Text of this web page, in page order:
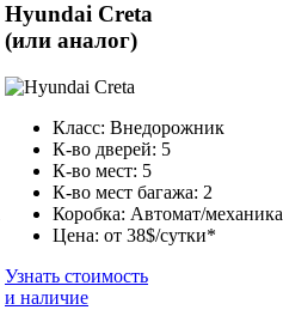
Hyundai Creta
(или аналог)
Класс: Внедорожник
К-во дверей: 5
К-во мест: 5
К-во мест багажа: 2
Коробка: Автомат/механика
Цена: от 38$/сутки*
Узнать стоимость
и наличие